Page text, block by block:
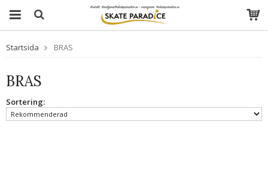
Startsida BRAS
BRAS
Sortering: